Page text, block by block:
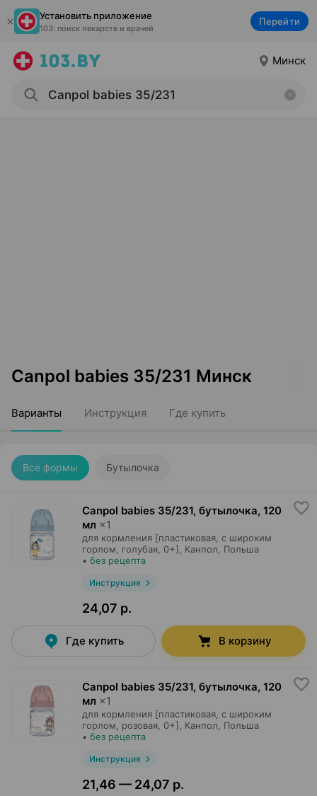
Установить приложение
103: поиск лекарств и врачей
Перейти
Минск
Canpol babies 35/231 Минск
Варианты Инструкция Где купить
Все формы Бутылочка
Canpol babies 35/231, бутылочка, 120
мл ×1
для кормления [пластиковая, с широким
горлом, голубая, 0+],
Канпол , Польша
• без рецепта
Инструкция
24,07 р.
Где купить В корзину
Canpol babies 35/231, бутылочка, 120
мл ×1
для кормления [пластиковая, с широким
горлом, розовая, 0+],
Канпол , Польша
• без рецепта
Инструкция
21,46 — 24,07 р.